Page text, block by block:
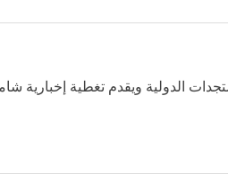
الدولية ويقدم تغطية إخبارية